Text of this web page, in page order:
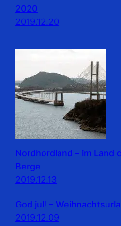
2020
2019.12.20
Nordhordland – im Land
Berge
2019.12.13
God jul! –
2019.12.09